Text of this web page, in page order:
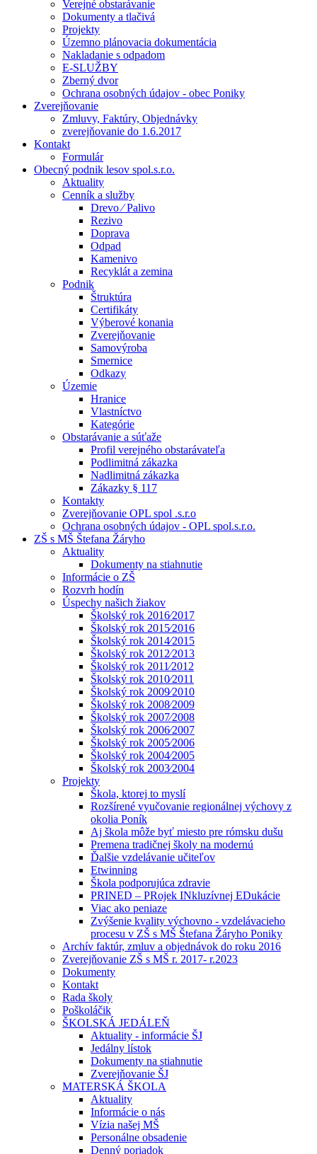
Verejné obstarávanie
Dokumenty a tlačivá
Projekty
Územno plánovacia dokumentácia
Nakladanie s odpadom
E-SLUŽBY
Zberný dvor
Ochrana osobných údajov - obec Poniky
Zverejňovanie
Zmluvy, Faktúry, Objednávky
zverejňovanie do 1.6.2017
Kontakt
Formulár
Obecný podnik lesov spol.s.r.o.
Aktuality
Cenník a služby
Drevo ⁄ Palivo
Rezivo
Doprava
Odpad
Kamenivo
Recyklát a zemina
Podnik
Štruktúra
Certifikáty
Výberové konania
Zverejňovanie
Samovýroba
Smernice
Odkazy
Územie
Hranice
Vlastníctvo
Kategórie
Obstarávanie a súťaže
Profil verejného obstarávateľa
Podlimitná zákazka
Nadlimitná zákazka
Zákazky § 117
Kontakty
Zverejňovanie OPL spol .s.r.o
Ochrana osobných údajov - OPL spol.s.r.o.
ZŠ s MŠ Štefana Žáryho
Aktuality
Dokumenty na stiahnutie
Informácie o ZŠ
Rozvrh hodín
Úspechy našich žiakov
Školský rok 2016⁄2017
Školský rok 2015⁄2016
Školský rok 2014⁄2015
Školský rok 2012⁄2013
Školský rok 2011⁄2012
Školský rok 2010⁄2011
Školský rok 2009⁄2010
Školský rok 2008⁄2009
Školský rok 2007⁄2008
Školský rok 2006⁄2007
Školský rok 2005⁄2006
Školský rok 2004⁄2005
Školský rok 2003⁄2004
Projekty
Škola, ktorej to myslí
Rozšírené vyučovanie regionálnej výchovy z
okolia Poník
Aj škola môže byť miesto pre rómsku dušu
Premena tradičnej školy na modernú
Ďalšie vzdelávanie učiteľov
Etwinning
Škola podporujúca zdravie
PRINED – PRojek INkluzívnej EDukácie
Viac ako peniaze
Zvýšenie kvality výchovno - vzdelávacieho
procesu v ZŠ s MŠ Štefana Žáryho Poniky
Archív faktúr, zmluv a objednávok do roku 2016
Zverejňovanie ZŠ s MŠ r. 2017- r.2023
Dokumenty
Kontakt
Rada školy
Poškoláčik
ŠKOLSKÁ JEDÁLEŇ
Aktuality - informácie ŠJ
Jedálny lístok
Dokumenty na stiahnutie
Zverejňovanie ŠJ
MATERSKÁ ŠKOLA
Aktuality
Informácie o nás
Vízia našej MŠ
Personálne obsadenie
Denný poriadok